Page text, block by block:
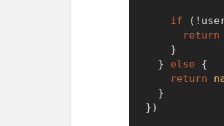
if
return
  }
else {
return